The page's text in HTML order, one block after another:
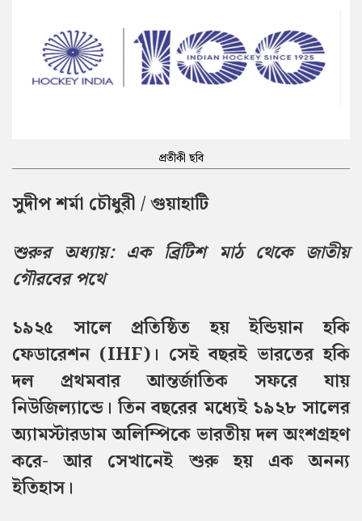
প্রতীকী ছবি
সুদীপ শর্মা চৌধুরী / গুয়াহাটি
শুরুর অধ্যায়: এক ব্রিটিশ মাঠ থেকে জাতীয়
গৌরবের পথে
১৯২৫ সালে প্রতিষ্ঠিত হয় ইন্ডিয়ান হকি
ফেডারেশন (IHF)। সেই বছরই ভারতের হকি
দল প্রথমবার আন্তর্জাতিক সফরে যায়
নিউজিল্যান্ডে। তিন বছরের মধ্যেই ১৯২৮ সালের
অ্যামস্টারডাম অলিম্পিকে ভারতীয় দল অংশগ্রহণ
করে- আর সেখানেই শুরু হয় এক অনন্য
ইতিহাস।